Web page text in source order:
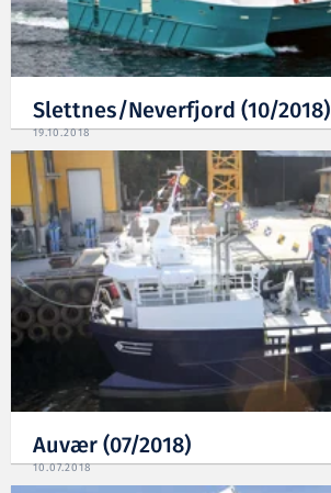
Slettnes/Neverfjord (10/2018)
19.10.2018
Auvær (07/2018)
10.07.2018